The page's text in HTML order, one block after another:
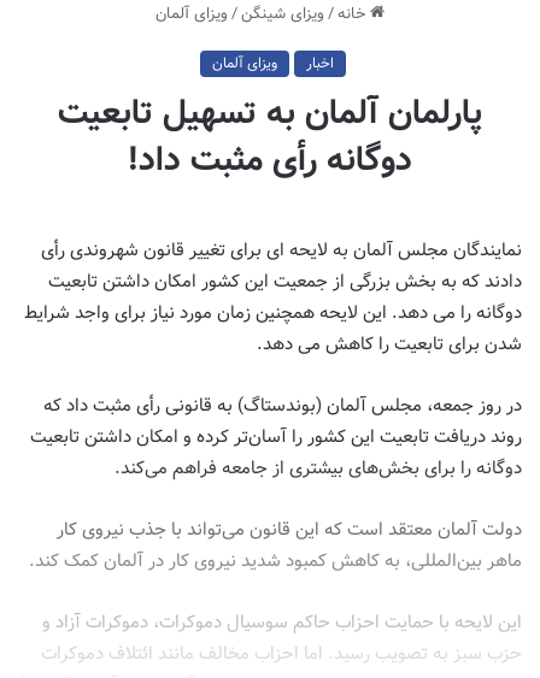
خانه/ویزای شینگن/ویزای آلمان
اخبار ویزای آلمان
پارلمان آلمان به تسهیل تابعیت
دوگانه رأی مثبت داد!
نمایندگان مجلس آلمان به لایحه ای برای تغییر قانون شهروندی رأی
دادند که به بخش بزرگی از جمعیت این کشور امکان داشتن تابعیت
دوگانه را می دهد. این لایحه همچنین زمان مورد نیاز برای واجد شرایط
شدن برای تابعیت را کاهش می دهد.
در روز جمعه، مجلس آلمان (بوندستاگ) به قانونی رأی مثبت داد که
روند دریافت تابعیت این کشور را آسان‌تر کرده و امکان داشتن تابعیت
دوگانه را برای بخش‌های بیشتری از جامعه فراهم می‌کند.
دولت آلمان معتقد است که این قانون می‌تواند با جذب نیروی کار
ماهر بین‌المللی، به کاهش کمبود شدید نیروی کار در آلمان کمک کند.
این لایحه با حمایت احزاب حاکم سوسیال دموکرات، دموکرات آزاد و
حزب سبز به تصویب رسید. اما احزاب مخالف مانند ائتلاف دموکرات